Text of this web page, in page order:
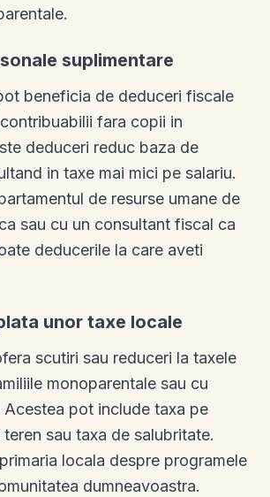
suplimentare
beneficia de deduceri fiscale
fara copii in
deduceri reduc baza de
in taxe mai mici pe salariu.
de resurse umane de
sau cu un consultant fiscal ca
deducerile la care aveti
unor taxe locale
scutiri sau reduceri la taxele
monoparentale sau cu
Acestea pot include taxa pe
sau taxa de salubritate.
locala despre programele
dumneavoastra.